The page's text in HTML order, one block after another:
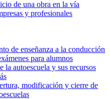
de una obra en la vía
y profesionales
de enseñanza a la conducción
para alumnos
la autoescuela y sus recursos
modificación y cierre de